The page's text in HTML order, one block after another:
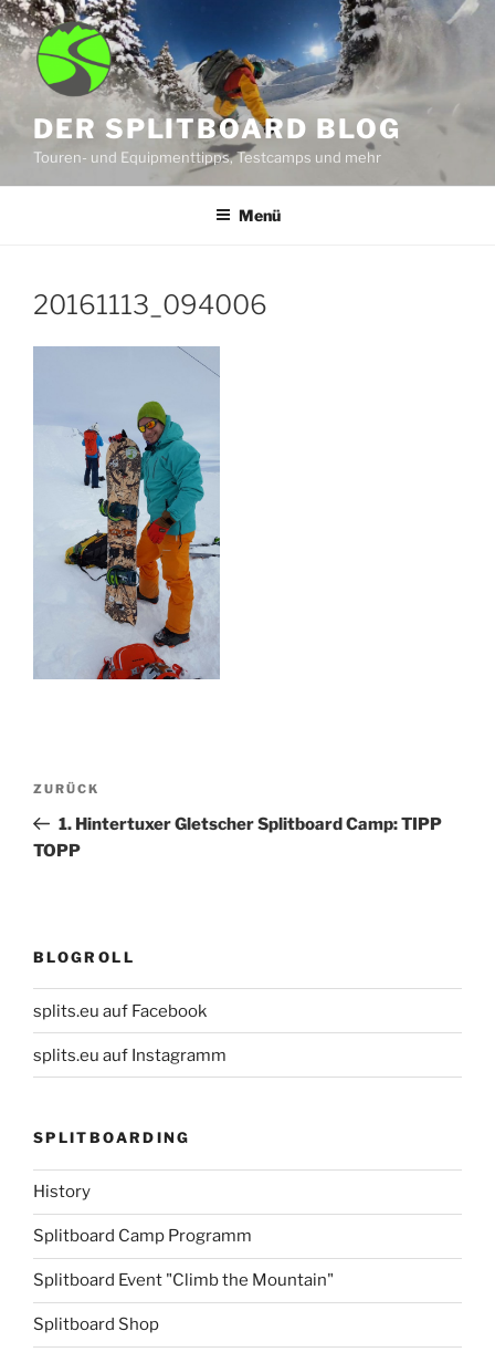
Zum
Inhalt
springen
DER SPLITBOARD BLOG
Touren- und Equipmenttipps, Testcamps und mehr
Menü
20161113_094006
Beitragsnavigation
Vorheriger
Beitrag
ZURÜCK
1. Hintertuxer Gletscher Splitboard Camp: TIPP
TOPP
BLOGROLL
splits.eu auf Facebook
splits.eu auf Instagramm
SPLITBOARDING
History
Splitboard Camp Programm
Splitboard Event "Climb the Mountain"
Splitboard Shop